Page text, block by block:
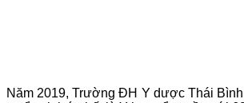
Năm 2019, Trường ĐH Y dược Thái